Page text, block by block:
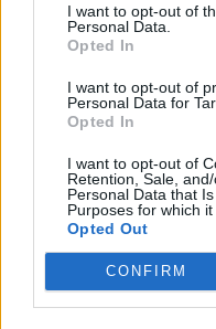
I want to opt-out of
Personal Data.
Opted In
I want to opt-out of
Personal Data for
Opted In
I want to opt-out of
Retention, Sale,
Personal Data that
Purposes for which it
Opted Out
CONFIRM
regisztrációhoz kötött.
Portfolio.hu teljes
Kötéslisták: BÉT
MÁR ELŐFIZETŐNK